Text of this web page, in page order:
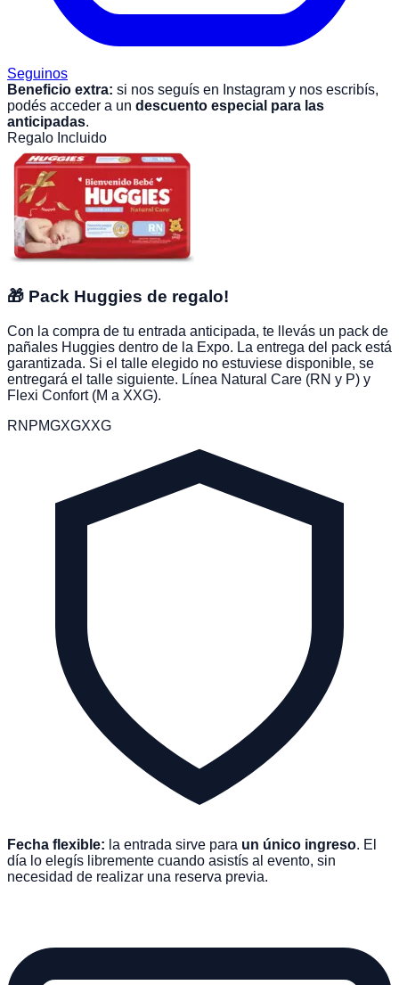
Seguinos
Beneficio extra: si nos seguís en Instagram y nos escribís,
podés acceder a un descuento especial para las
anticipadas.
Regalo Incluido
🎁 Pack Huggies de regalo!
Con la compra de tu entrada anticipada, te llevás un pack de
pañales Huggies dentro de la Expo. La entrega del pack está
garantizada. Si el talle elegido no estuviese disponible, se
entregará el talle siguiente. Línea Natural Care (RN y P) y
Flexi Confort (M a XXG).
RN PMGXGXXG
Fecha flexible: la entrada sirve para un único ingreso. El
día lo elegís libremente cuando asistís al evento, sin
necesidad de realizar una reserva previa.